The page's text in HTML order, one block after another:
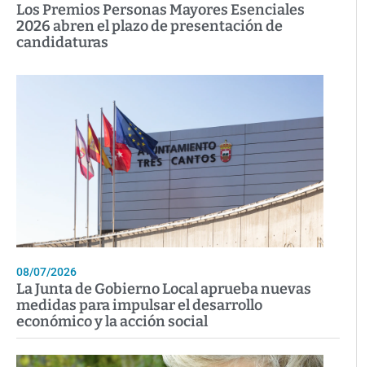
Los Premios Personas Mayores Esenciales
2026 abren el plazo de presentación de
candidaturas
08/07/2026
La Junta de Gobierno Local aprueba nuevas
medidas para impulsar el desarrollo
económico y la acción social